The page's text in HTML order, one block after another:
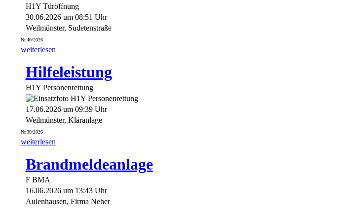
H1Y Türöffnung
30.06.2026 um 08:51 Uhr
Weilmünster, Sudetenstraße
Nr.40/2026
weiterlesen
Hilfeleistung
H1Y Personenrettung
17.06.2026 um 09:39 Uhr
Weilmünster, Kläranlage
Nr.39/2026
weiterlesen
Brandmeldeanlage
F BMA
16.06.2026 um 13:43 Uhr
Aulenhausen, Firma Neher